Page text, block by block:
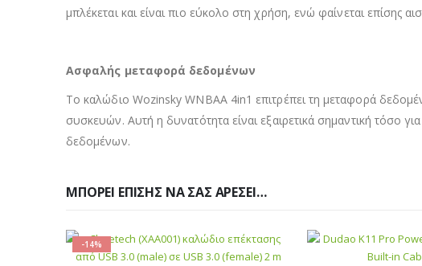
μπλέκεται και είναι πιο εύκολο στη χρήση, ενώ φαίνεται επίσης
Ασφαλής μεταφορά δεδομένων
Το καλώδιο Wozinsky WNBAA 4in1 επιτρέπει τη μεταφορά
συσκευών. Αυτή η δυνατότητα είναι εξαιρετικά σημαντική τόσο
δεδομένων.
ΜΠΟΡΕΊ ΕΠΊΣΗΣ ΝΑ ΣΑΣ ΑΡΈΣΕΙ…
-14%